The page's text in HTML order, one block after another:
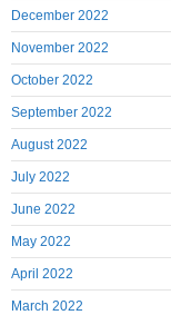
December 2022
November 2022
October 2022
September 2022
August 2022
July 2022
June 2022
May 2022
April 2022
March 2022